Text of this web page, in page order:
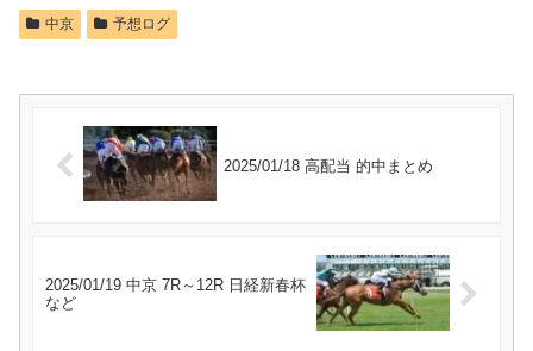
中京 予想ログ
2025/01/18 高配当 的中まとめ
2025/01/19 中京 7R～12R 日経新春杯
など